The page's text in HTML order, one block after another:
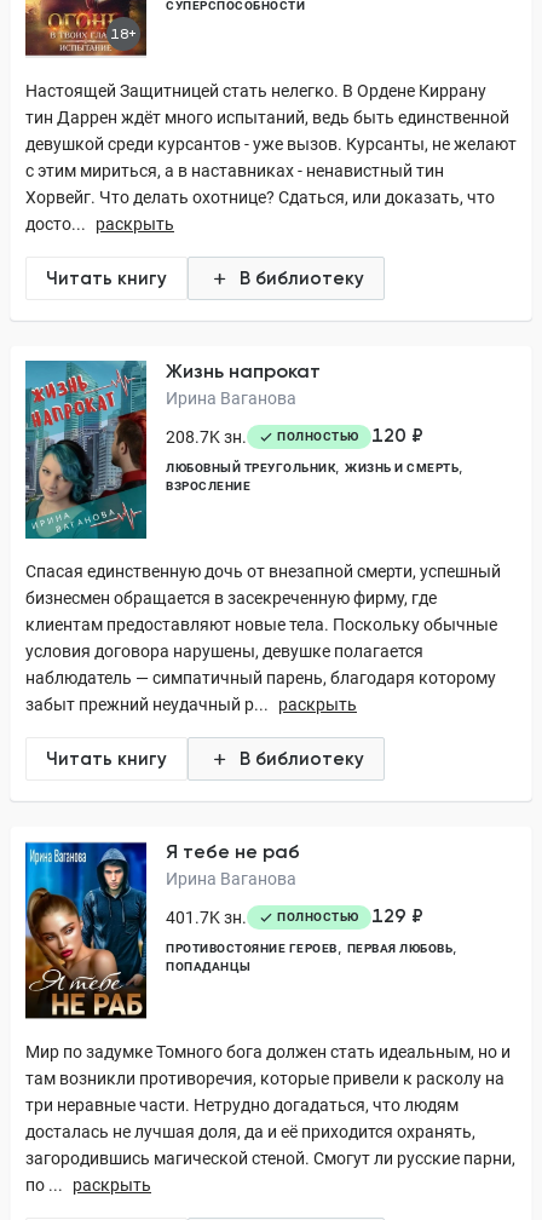
18+
СУПЕРСПОСОБНОСТИ
Настоящей Защитницей стать нелегко. В Ордене Киррану
тин Даррен ждёт много испытаний, ведь быть единственной
девушкой среди курсантов - уже вызов. Курсанты, не желают
с этим мириться, а в наставниках - ненавистный тин
Хорвейг. Что делать охотнице? Сдаться, или доказать, что
досто...
раскрыть
Читать книгу В библиотеку
Жизнь напрокат
Ирина Ваганова
208.7K зн.
ПОЛНОСТЬЮ 120 ₽
ЛЮБОВНЫЙ ТРЕУГОЛЬНИК
ЖИЗНЬ И СМЕРТЬ
ВЗРОСЛЕНИЕ
Спасая единственную дочь от внезапной смерти, успешный
бизнесмен обращается в засекреченную фирму, где
клиентам предоставляют новые тела. Поскольку обычные
условия договора нарушены, девушке полагается
наблюдатель — симпатичный парень, благодаря которому
забыт прежний неудачный р...
раскрыть
Читать книгу В библиотеку
Я тебе не раб
Ирина Ваганова
401.7K зн.
ПОЛНОСТЬЮ 129 ₽
ПРОТИВОСТОЯНИЕ ГЕРОЕВ
ПЕРВАЯ ЛЮБОВЬ
ПОПАДАНЦЫ
Мир по задумке Томного бога должен стать идеальным, но и
там возникли противоречия, которые привели к расколу на
три неравные части. Нетрудно догадаться, что людям
досталась не лучшая доля, да и её приходится охранять,
загородившись магической стеной. Смогут ли русские парни,
по ...
раскрыть